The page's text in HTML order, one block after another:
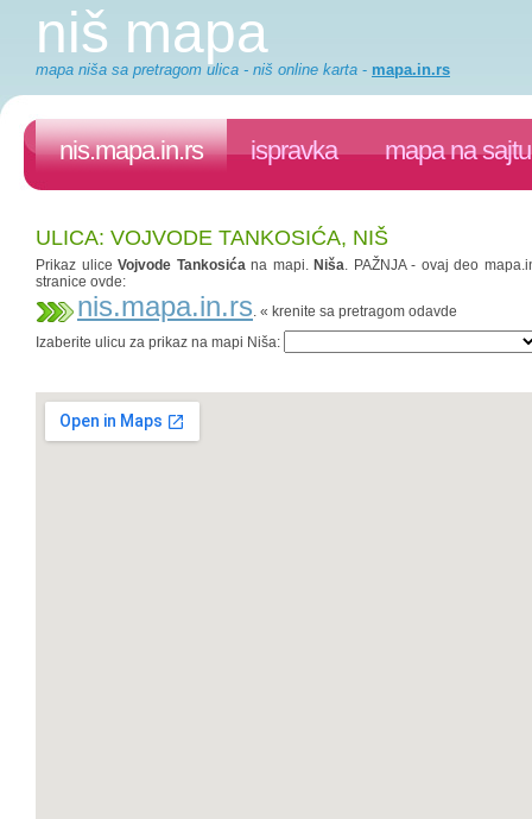
niš mapa
mapa niša sa pretragom ulica - niš online karta - mapa.in.rs
nis.mapa.in.rs ispravka mapa na sajtu
ULICA: VOJVODE TANKOSIĆA, NIŠ
Prikaz uliceVojvode Tankosićana mapi. Niša. PAŽNJA - ovaj deo
stranice ovde:
nis.mapa.in.rs. « krenite sa pretragom odavde
Izaberite ulicu za prikaz na mapi Niša: